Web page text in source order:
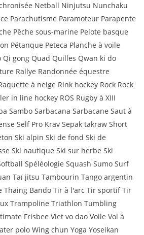
Netball Ninjutsu Nunchaku
Parachutisme Paramoteur Parapente
Pêche sous-marine Pelote basque
Pétanque Peteca Planche à voile
Qi gong Quad Quilles Qwan ki do
Rallye Randonnée équestre
à neige Rink hockey Rock Rock
in line hockey ROS Rugby à XIII
Sambo Sarbacana Sarbacane Saut à
Self Pro Krav Sepak takraw Short
Ski alpin Ski de fond Ski de
Ski nautique Ski sur herbe Ski
Spéléologie Squash Sumo Surf
Taï jitsu Tambourin Tango argentin
Thaing Bando Tir à l'arc Tir sportif Tir
Trampoline Triathlon Tumbling
Frisbee Viet vo dao Voile Vol à
polo Wing chun Yoga Yoseikan